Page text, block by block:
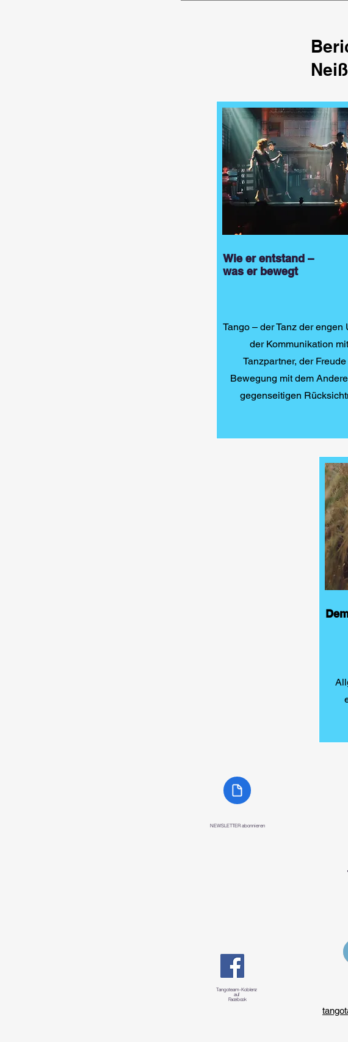
Wie er entstand –
was er bewegt
Tango – der Tanz der engen
der Kommunikation
Tanzpartner, der
Bewegung mit dem
gegenseitigen
NEWSLETTER abonnieren
Tangoteam-Koblenz
auf
Facebook